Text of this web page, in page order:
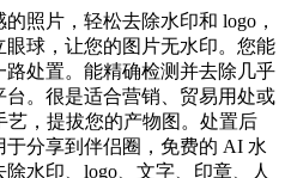
片，轻松去除水印和 logo，
球，让您的图片无水印。您能
处置。能精确检测并去除几乎
。很是适合营销、贸易用处或
，提拔您的产物图。处置后
分享到伴侣圈，免费的 AI 水
水印、logo、文字、印章、人